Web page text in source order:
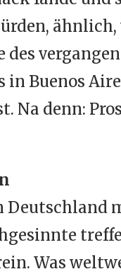
ähnlich,
in Buenos
Na denn:
Deutschland
Was